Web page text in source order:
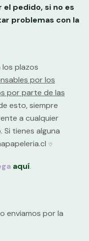
pedido, si no es
problemas con la
los plazos
por los
por parte de las
esto, siempre
a cualquier
tienes alguna
♡
aquí.
enviamos por la